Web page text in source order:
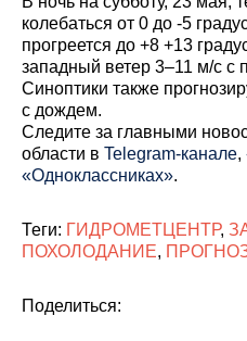
колебаться от 0 до -5
прогреется до +8 +13
западный ветер 3–11 м/с с
Синоптики также
с дождем.
Cледите за главными
области в Telegram-канале,
«Одноклассниках».
Теги: ГИДРОМЕТЦЕНТР,
ПОХОЛОДАНИЕ,
Поделиться: